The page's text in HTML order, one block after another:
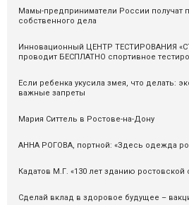
Мамы-предприниматели России получат
собственного дела
Инновационный ЦЕНТР ТЕСТИРОВАНИЯ
проводит БЕСПЛАТНО спортивное
Если ребенка укусила змея, что делать:
важные запреты
Мария Ситтель в Ростове-на-Дону
АННА РОГОВА, портной: «Здесь одежда
Кадатов М.Г. «130 лет зданию
Сделай вклад в здоровое будущее –